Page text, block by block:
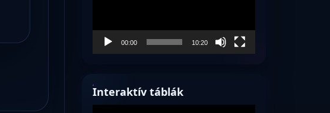
00:00 10:20
Interaktív táblák